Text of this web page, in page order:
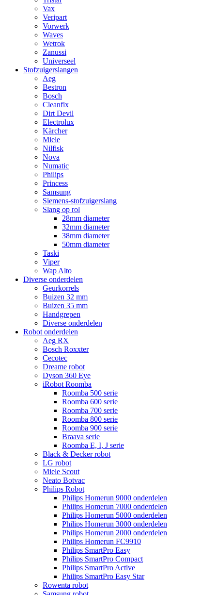
Vax
Veripart
Vorwerk
Waves
Wetrok
Zanussi
Universeel
Stofzuigerslangen
Aeg
Bestron
Bosch
Cleanfix
Dirt Devil
Electrolux
Kärcher
Miele
Nilfisk
Nova
Numatic
Philips
Princess
Samsung
Siemens-stofzuigerslang
Slang op rol
28mm diameter
32mm diameter
38mm diameter
50mm diameter
Taski
Viper
Wap Alto
Diverse onderdelen
Geurkorrels
Buizen 32 mm
Buizen 35 mm
Handgrepen
Diverse onderdelen
Robot onderdelen
Aeg RX
Bosch Roxxter
Cecotec
Dreame robot
Dyson 360 Eye
iRobot Roomba
Roomba 500 serie
Roomba 600 serie
Roomba 700 serie
Roomba 800 serie
Roomba 900 serie
Braava serie
Roomba E, I, J serie
Black & Decker robot
LG robot
Miele Scout
Neato Botvac
Philips Robot
Philips Homerun 9000 onderdelen
Philips Homerun 7000 onderdelen
Philips Homerun 5000 onderdelen
Philips Homerun 3000 onderdelen
Philips Homerun 2000 onderdelen
Philips Homerun FC9910
Philips SmartPro Easy
Philips SmartPro Compact
Philips SmartPro Active
Philips SmartPro Easy Star
Rowenta robot